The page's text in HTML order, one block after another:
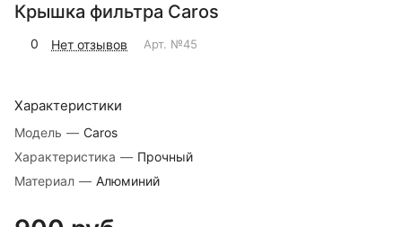
Крышка фильтра Caros
0 Нет отзывов Арт. №45
Характеристики
Модель — Caros
Характеристика — Прочный
Материал — Алюминий